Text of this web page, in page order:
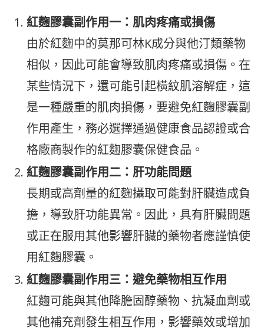
紅麴膠囊副作用一：肌肉疼痛或損傷
由於紅麴中的莫那可林K成分與他汀類藥物
相似，因此可能會導致肌肉疼痛或損傷。在
某些情況下，還可能引起橫紋肌溶解症，這
是一種嚴重的肌肉損傷，要避免紅麴膠囊副
作用產生，務必選擇通過健康食品認證或合
格廠商製作的紅麴膠囊保健食品。
紅麴膠囊副作用二：肝功能問題
長期或高劑量的紅麴攝取可能對肝臟造成負
擔，導致肝功能異常。因此，具有肝臟問題
或正在服用其他影響肝臟的藥物者應謹慎使
用紅麴膠囊。
紅麴膠囊副作用三：避免藥物相互作用
紅麴可能與其他降膽固醇藥物、抗凝血劑或
其他補充劑發生相互作用，影響藥效或增加